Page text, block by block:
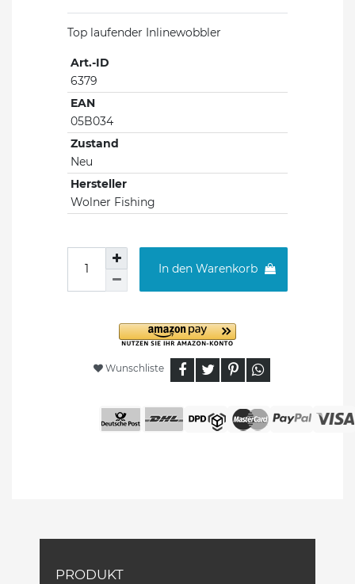
Top laufender Inlinewobbler
Art.-ID
6379
EAN
05B034
Zustand
Neu
Hersteller
Wolner Fishing
In den Warenkorb
Wunschliste
PRODUKT